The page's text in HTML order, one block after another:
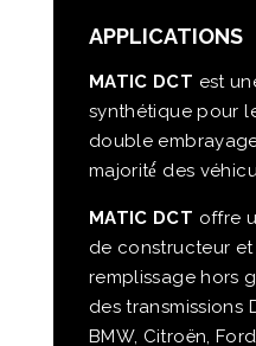
APPLICATIONS
MATIC DCT est
synthétique pour
double
majorité́ des
MATIC DCT offre
de constructeur
remplissage hors
des transmissions
BMW, Citroën,